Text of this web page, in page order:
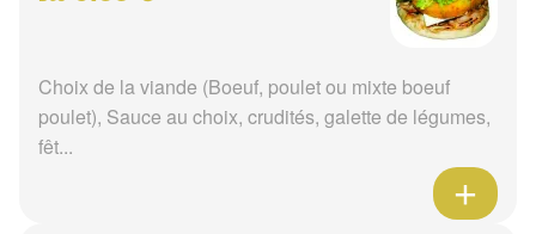
Choix de la viande (Boeuf, poulet ou mixte boeuf
poulet), Sauce au choix, crudités, galette de légumes,
fêt...